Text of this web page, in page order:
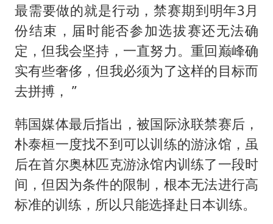
最需要做的就是行动，禁赛期到明年3月
份结束，届时能否参加选拔赛还无法确
定，但我会坚持，一直努力。重回巅峰确
实有些奢侈，但我必须为了这样的目标而
去拼搏， ”
韩国媒体最后指出，被国际泳联禁赛后，
朴泰桓一度找不到可以训练的游泳馆，虽
后在首尔奥林匹克游泳馆内训练了一段时
间，但因为条件的限制，根本无法进行高
标准的训练，所以只能选择赴日本训练。